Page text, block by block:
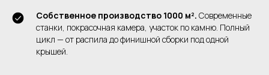
Собственное производство 1000 м². Современные
станки, покрасочная камера, участок по камню. Полный
цикл — от распила до финишной сборки под одной
крышей.